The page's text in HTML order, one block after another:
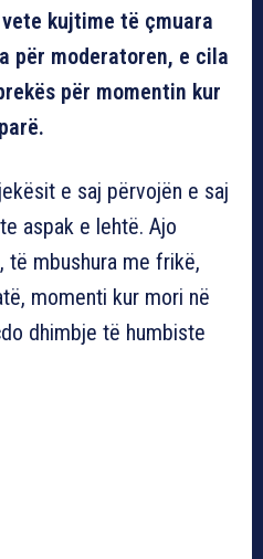
kujtime të çmuara
për moderatoren, e cila
për momentin kur
e saj përvojën e saj
aspak e lehtë. Ajo
mbushura me frikë,
momenti kur mori në
dhimbje të humbiste